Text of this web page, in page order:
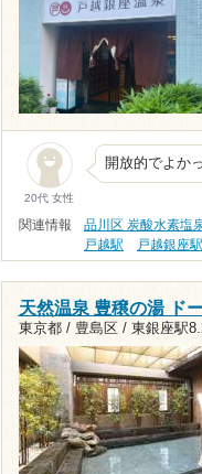
20代 女性
開放的でよか
関連情報 品川区 炭酸水素塩
戸越駅
戸越銀座駅
天然温泉 豊穣の湯 ド
東京都 / 豊島区 / 東銀座駅